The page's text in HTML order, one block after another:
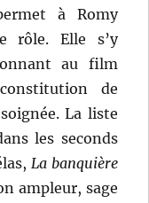
à Romy
rôle. Elle s’y
au film
de
La liste
les seconds
La banquière
ampleur, sage